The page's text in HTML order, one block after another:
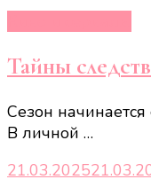
Тайны
Сезон
В личной …
21.03.2025